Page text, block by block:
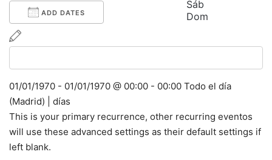
ADD DATES
01/01/1970 - 01/01/1970 @ 00:00 - 00:00 Todo el día
(Madrid)
días
This is your primary recurrence, other recurring eventos
will use these advanced settings as their default settings if
left blank.